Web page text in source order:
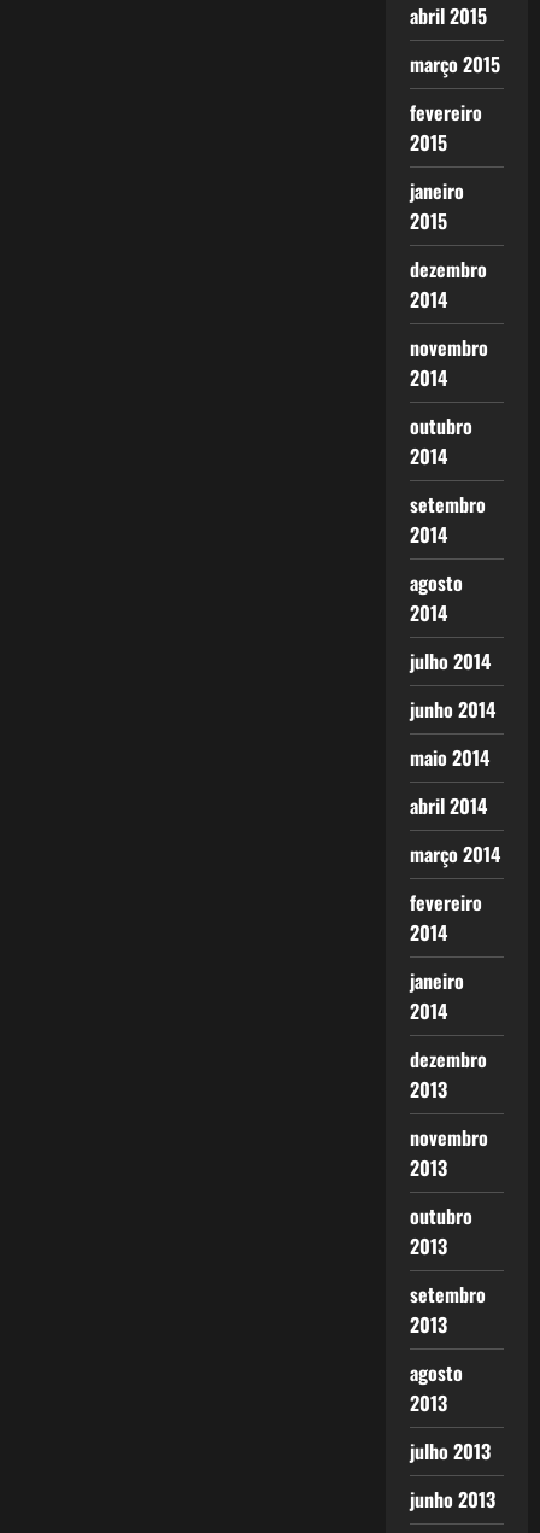
abril 2015
março 2015
fevereiro
2015
janeiro
2015
dezembro
2014
novembro
2014
outubro
2014
setembro
2014
agosto
2014
julho 2014
junho 2014
maio 2014
abril 2014
março 2014
fevereiro
2014
janeiro
2014
dezembro
2013
novembro
2013
outubro
2013
setembro
2013
agosto
2013
julho 2013
junho 2013